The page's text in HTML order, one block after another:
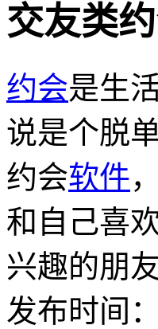
交友类
约会是生
说是个脱
约会软件
和自己喜
兴趣的朋
发布时间